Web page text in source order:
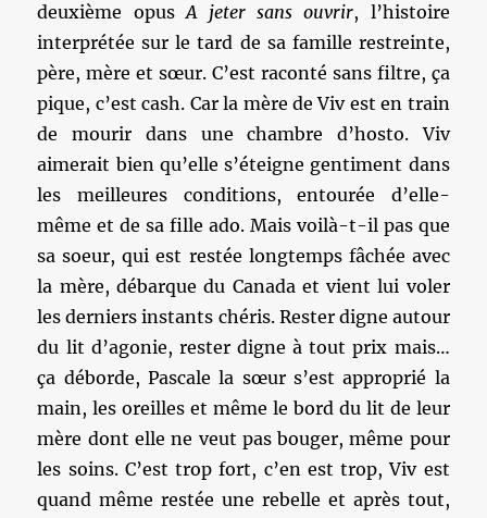
deuxième opusA jeter sans ouvrir, l’histoire
interprétée sur le tard de sa famille restreinte,
père, mère et sœur. C’est raconté sans filtre, ça
pique, c’est cash. Car la mère de Viv est en train
de mourir dans une chambre d’hosto. Viv
aimerait bien qu’elle s’éteigne gentiment dans
les meilleures conditions, entourée d’elle-
même et de sa fille ado. Mais voilà-t-il pas que
sa soeur, qui est restée longtemps fâchée avec
la mère, débarque du Canada et vient lui voler
les derniers instants chéris. Rester digne autour
du lit d’agonie, rester digne à tout prix mais…
ça déborde, Pascale la sœur s’est approprié la
main, les oreilles et même le bord du lit de leur
mère dont elle ne veut pas bouger, même pour
les soins. C’est trop fort, c’en est trop, Viv est
quand même restée une rebelle et après tout,